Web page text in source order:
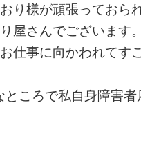
り様が頑張っておら
屋さんでございます
仕事に向かわれてす
ころで私自身障害者